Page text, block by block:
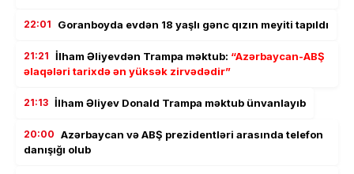
22:01 Goranboyda evdən 18 yaşlı gənc qızın meyiti tapıldı
21:21 İlham Əliyevdən Trampa məktub: “Azərbaycan-ABŞ
əlaqələri tarixdə ən yüksək zirvədədir”
21:13 İlham Əliyev Donald Trampa məktub ünvanlayıb
20:00 Azərbaycan və ABŞ prezidentləri arasında telefon
danışığı olub